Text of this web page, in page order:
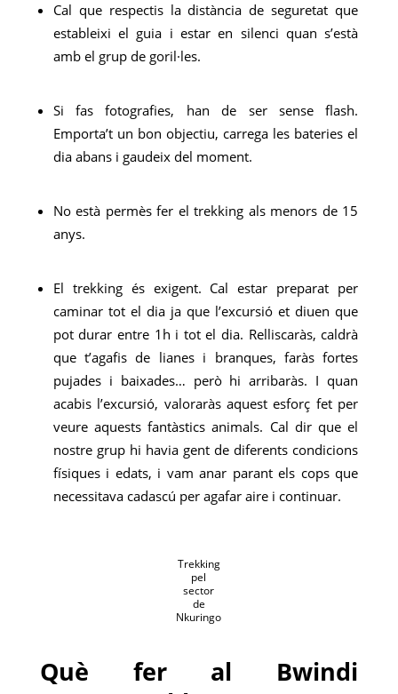
Cal que respectis la distància de seguretat que
estableixi el guia i estar en silenci quan s’està
amb el grup de goril·les.
Si fas fotografies, han de ser sense flash.
Emporta’t un bon objectiu, carrega les bateries el
dia abans i gaudeix del moment.
No està permès fer el trekking als menors de 15
anys.
El trekking és exigent. Cal estar preparat per
caminar tot el dia ja que l’excursió et diuen que
pot durar entre 1h i tot el dia. Relliscaràs, caldrà
que t’agafis de lianes i branques, faràs fortes
pujades i baixades… però hi arribaràs. I quan
acabis l’excursió, valoraràs aquest esforç fet per
veure aquests fantàstics animals. Cal dir que el
nostre grup hi havia gent de diferents condicions
físiques i edats, i vam anar parant els cops que
necessitava cadascú per agafar aire i continuar.
Trekking
pel
sector
de
Nkuringo
Què fer al Bwindi